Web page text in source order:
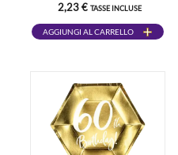
2,23 € TASSE INCLUSE
AGGIUNGI AL CARRELLO